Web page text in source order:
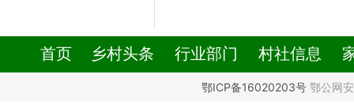
首页 乡村头条 行业部门 村社信息
鄂ICP备16020203号鄂公网